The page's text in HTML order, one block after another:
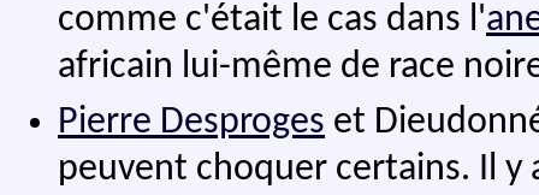
comme c'était le cas dans l'
africain lui-même de race
Pierre Desproges et
peuvent choquer certains. Il